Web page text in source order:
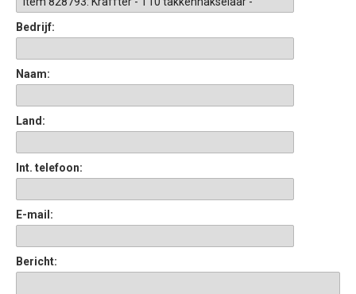
Bedrijf:
Naam:
Land:
Int. telefoon:
E-mail:
Bericht: